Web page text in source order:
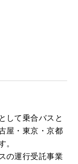
して乗合バスと
屋・東京・京都
。
の運行受託事業